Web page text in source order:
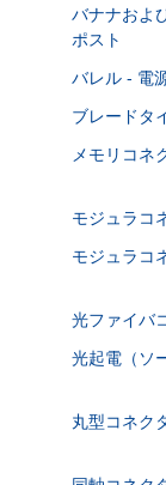
バナナおよ
ポスト
バレル - 電
ブレードタ
メモリコネ
モジュラコ
モジュラコ
光ファイバ
光起電（ソ
丸型コネク